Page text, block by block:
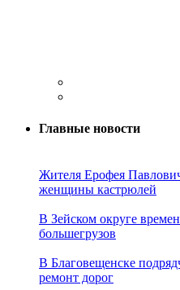
Главные новости
Жителя Ерофея
женщины кастрюлей
В Зейском округе
большегрузов
В Благовещенске
ремонт дорог